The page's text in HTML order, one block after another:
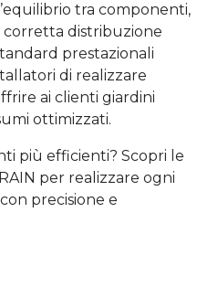
tra componenti,
corretta distribuzione
prestazionali
di realizzare
ai clienti giardini
ottimizzati.
più efficienti? Scopri le
per realizzare ogni
precisione e